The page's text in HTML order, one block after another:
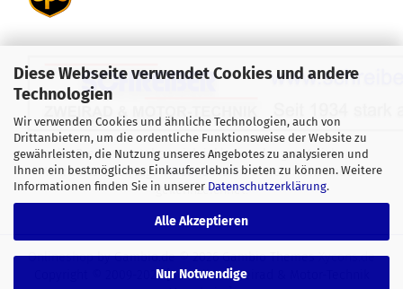
Diese Webseite verwendet Cookies und andere
Technologien
Wir verwenden Cookies und ähnliche Technologien, auch von
Drittanbietern, um die ordentliche Funktionsweise der Website zu
gewährleisten, die Nutzung unseres Angebotes zu analysieren und
Ihnen ein bestmögliches Einkaufserlebnis bieten zu können. Weitere
Informationen finden Sie in unserer Datenschutzerklärung.
Alle Akzeptieren
Nur Notwendige
Alle Preise verstehen sich inklusive der gesetzlichen
Mehrwertsteuer, zzgl.Versandkostensoweit nicht anders
gekennzeichnet.
Onlineshopby Gambio.de © 2026 Gambio ThemesXycons.de
Copyright © 2009-2024 [Schreiber Zweirad & Motor-Technik